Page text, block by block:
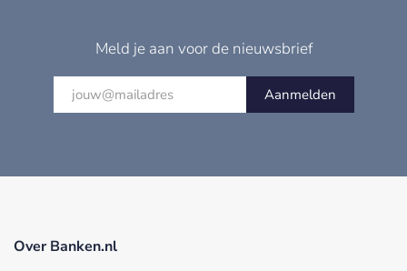
Meld je aan voor de nieuwsbrief
Aanmelden
Over Banken.nl